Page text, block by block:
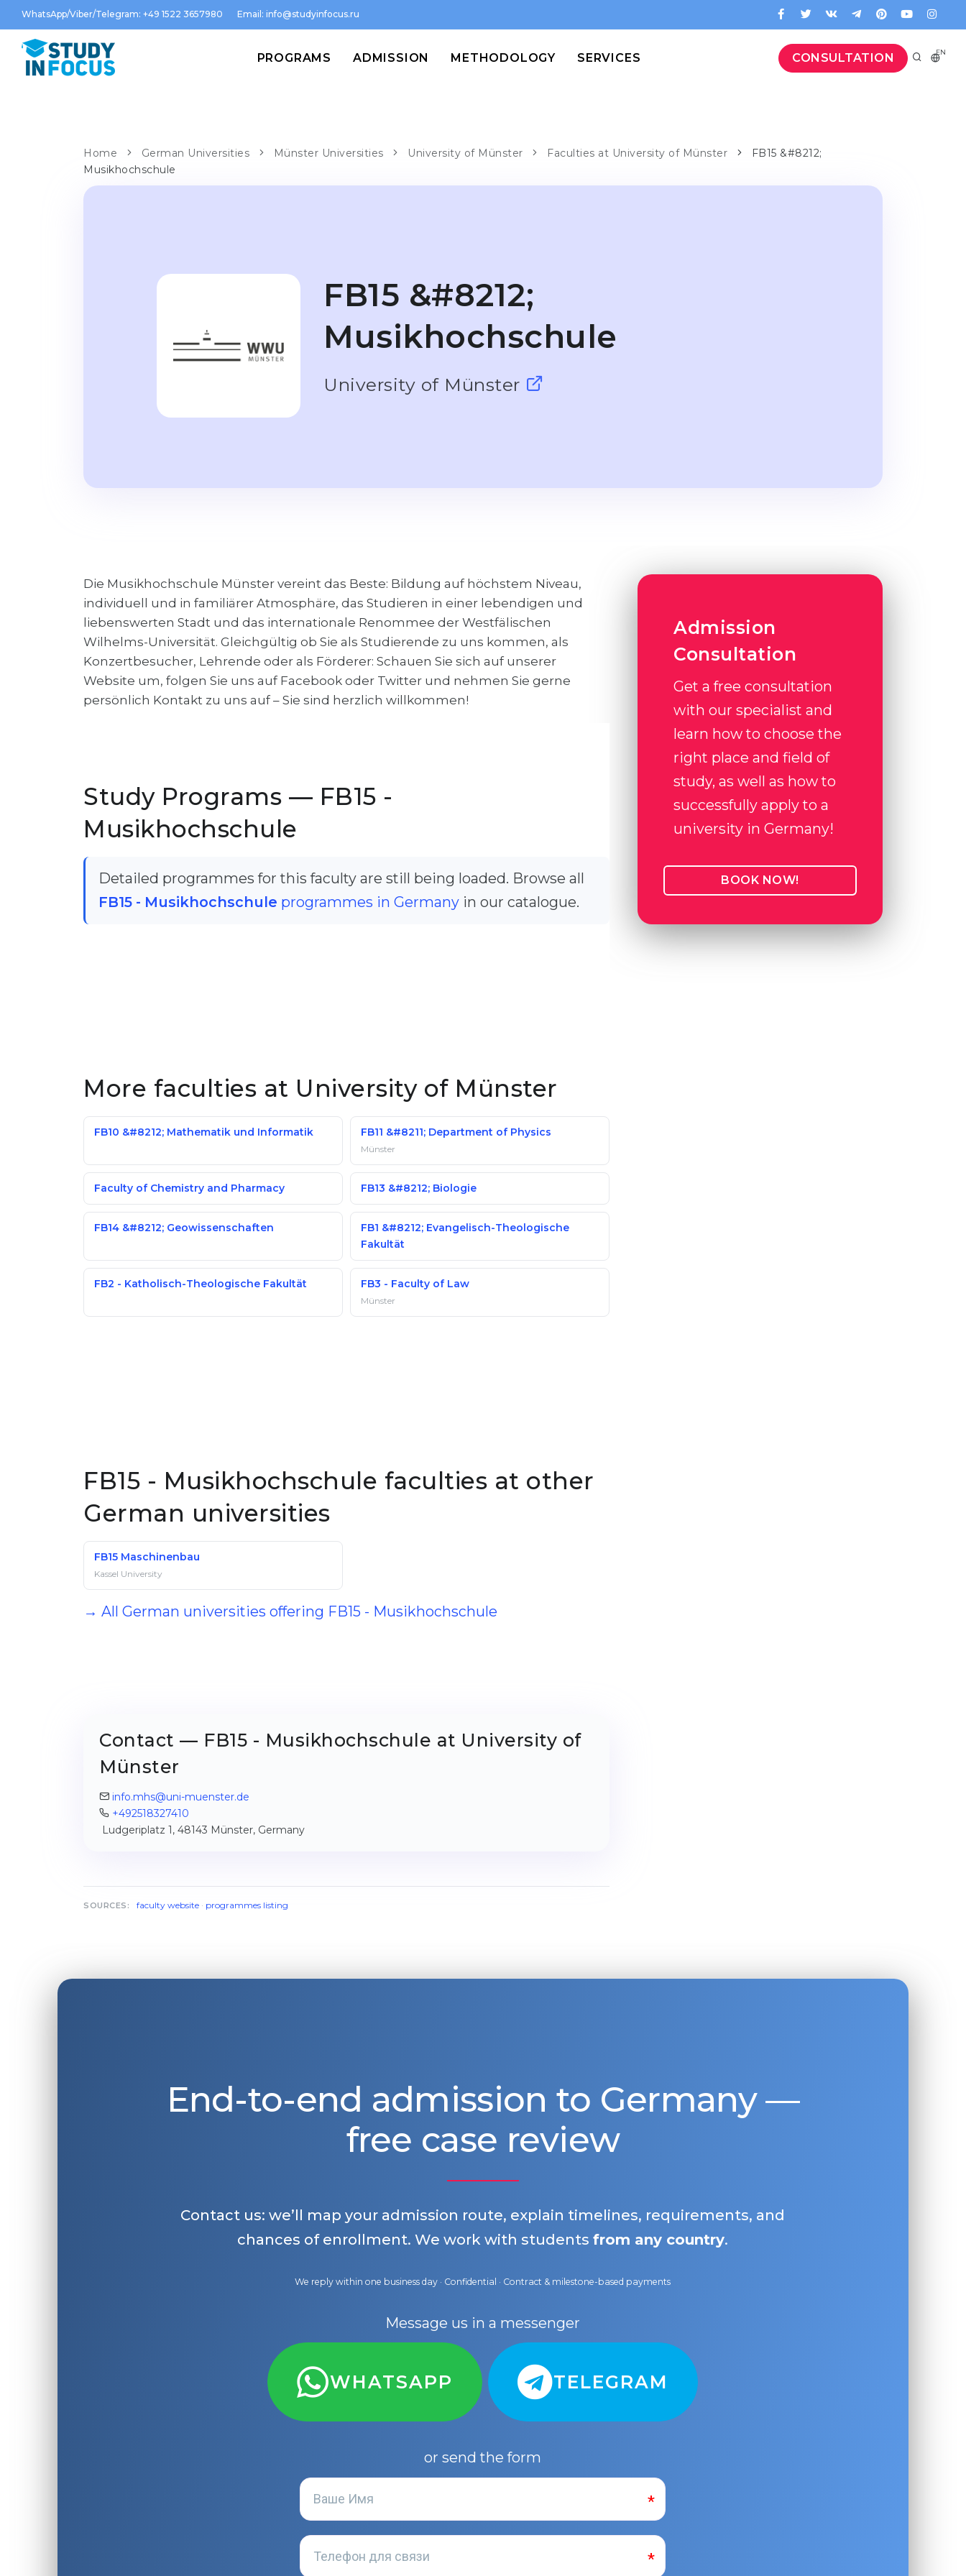
WhatsApp/Viber/Telegram: +49 1522 3657980 Email: info@studyinfocus.ru
CONSULTATION EN
PROGRAMS ADMISSION METHODOLOGY SERVICES
Home German Universities Münster Universities University of Münster Faculties at University of Münster
FB15 &#8212;
Musikhochschule
FB15 &#8212;
Musikhochschule
University of Münster
Die Musikhochschule Münster vereint das Beste: Bildung auf höchstem Niveau,
individuell und in familiärer Atmosphäre, das Studieren in einer lebendigen und
liebenswerten Stadt und das internationale Renommee der Westfälischen
Wilhelms-Universität. Gleichgültig ob Sie als Studierende zu uns kommen, als
Konzertbesucher, Lehrende oder als Förderer: Schauen Sie sich auf unserer
Website um, folgen Sie uns auf Facebook oder Twitter und nehmen Sie gerne
persönlich Kontakt zu uns auf – Sie sind herzlich willkommen!
Study Programs — FB15 -
Musikhochschule
Detailed programmes for this faculty are still being loaded. Browse all
FB15 - Musikhochschule programmes in Germany in our catalogue.
More faculties at University of Münster
FB10 &#8212; Mathematik und Informatik FB11 &#8211; Department of Physics
Münster
Faculty of Chemistry and Pharmacy FB13 &#8212; Biologie
FB14 &#8212; Geowissenschaften
FB1 &#8212; Evangelisch-Theologische
Fakultät
FB2 - Katholisch-Theologische Fakultät FB3 - Faculty of Law
Münster
FB15 - Musikhochschule faculties at other
German universities
FB15 Maschinenbau
Kassel University
→ All German universities offering FB15 - Musikhochschule
Contact — FB15 - Musikhochschule at University of
Münster
info.mhs@uni-muenster.de
+492518327410
Ludgeriplatz 1, 48143 Münster, Germany
SOURCES: faculty website· programmes listing
Admission
Consultation
Get a free consultation
with our specialist and
learn how to choose the
right place and field of
study, as well as how to
successfully apply to a
university in Germany!
BOOK NOW!
End-to-end admission to Germany —
free case review
Contact us: we’ll map your admission route, explain timelines, requirements, and
chances of enrollment. We work with studentsfrom any country.
We reply within one business day · Confidential · Contract & milestone-based payments
Message us in a messenger
WHATSAPP TELEGRAM
or send the form